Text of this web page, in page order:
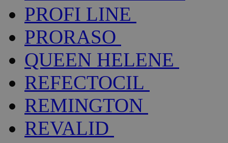
PROFI LINE
PRORASO
QUEEN HELENE
REFECTOCIL
REMINGTON
REVALID